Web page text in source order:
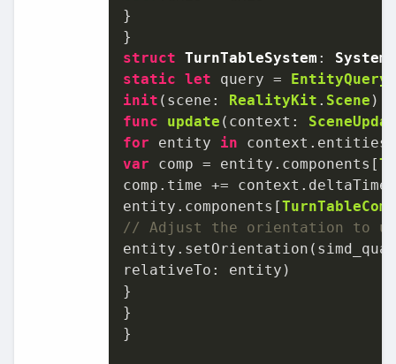
}
struct TurnTableSystem : System
static let query = EntityQuery
init ( scene : RealityKit . Scene
func
update ( context :
for entity in
var comp = entity.components[
comp.time += context.deltaTime
entity.components[
// Adjust the orientation to
relativeTo: entity)
}
}
}